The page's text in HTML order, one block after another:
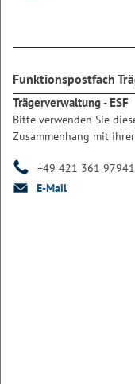
Funktionspostfach
Trägerverwaltung - ESF
Bitte verwenden Sie
Zusammenhang mit
+49 421 361 97941
E-Mail